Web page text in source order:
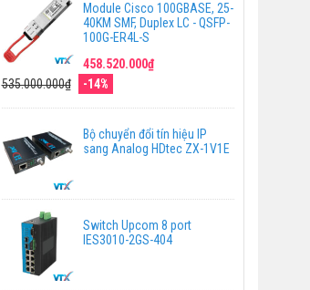
Module Cisco 100GBASE, 25-
40KM SMF, Duplex LC - QSFP-
100G-ER4L-S
458.520.000₫
535.000.000₫
-14%
Bộ chuyển đổi tín hiệu IP
sang Analog HDtec ZX-1V1E
Switch Upcom 8 port
IES3010-2GS-404